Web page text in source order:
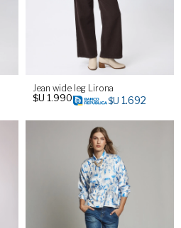
Jean wide leg Lirona
$U 1.990 $U 1.692